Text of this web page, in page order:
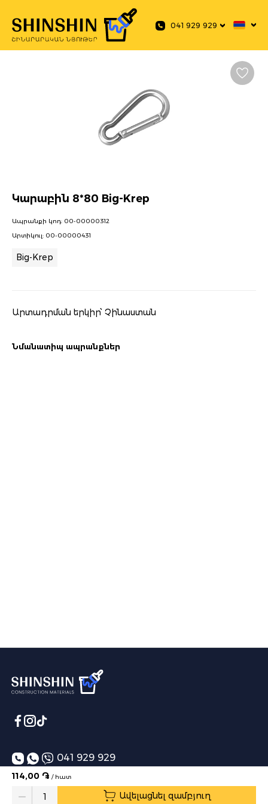
041 929 929
Կարաբին 8*80 Big-Krep
Ապրանքի կոդ: 00-00000312
Արտիկուլ: 00-00000431
Big-Krep
Արտադրման երկիր՝ Չինաստան
114,00 ֏ / հատ
Quantity Ավելացնել զամբյուղ
Նմանատիպ ապրանքներ
041 929 929
info@shinshin.am
Առաքման ժամեր՝ 10:00-19:00